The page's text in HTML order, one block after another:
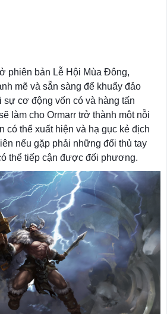
phiên bản Lễ Hội Mùa Đông,
mẽ và sẵn sàng để khuẩy đảo
sự cơ động vốn có và hàng tấn
làm cho Ormarr trở thành một nỗi
có thể xuất hiện và hạ gục kẻ địch
nếu gặp phải những đối thủ tay
thể tiếp cận được đối phương.